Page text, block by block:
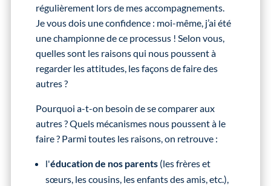
régulièrement lors de mes accompagnements.
Je vous dois une confidence : moi-même, j’ai été
une championne de ce processus ! Selon vous,
quelles sont les raisons qui nous poussent à
regarder les attitudes, les façons de faire des
autres ?
Pourquoi a-t-on besoin de se comparer aux
autres ? Quels mécanismes nous poussent à le
faire ? Parmi toutes les raisons, on retrouve :
l'éducation de nos parents (les frères et
sœurs, les cousins, les enfants des amis, etc.),